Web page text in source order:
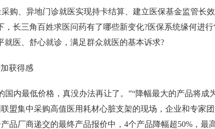
购、异地门诊就医实现持卡结算、建立医保基金监管长
，长三角百姓求医问药有了哪些新变化?医保系统缘何进行
就医、舒心就诊，满足群众就医的基本诉求?
获得感
国内最低价格，真没办法再让了。”“降幅最大的产品将成
盟集中采购高值医用耗材心脏支架的现场，企业和专家
品厂商递交的最终产品报价中，4个产品降幅超50%，最